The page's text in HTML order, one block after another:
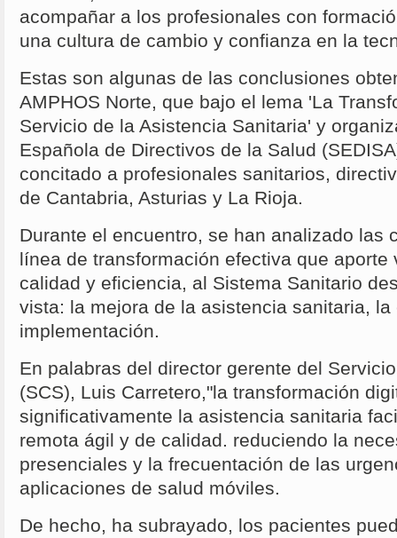
acompañar a los profesionales con
una cultura de cambio y confianza en la
Estas son algunas de las conclusiones
AMPHOS Norte, que bajo el lema 'La
Servicio de la Asistencia Sanitaria' y
Española de Directivos de la Salud
concitado a profesionales sanitarios,
de Cantabria, Asturias y La Rioja.
Durante el encuentro, se han analizado las
línea de transformación efectiva que aporte
calidad y eficiencia, al Sistema Sanitario
vista: la mejora de la asistencia sanitaria,
implementación.
En palabras del director gerente del
(SCS), Luis Carretero,"la transformación
significativamente la asistencia sanitaria
remota ágil y de calidad. reduciendo la
presenciales y la frecuentación de las
aplicaciones de salud móviles.
De hecho, ha subrayado, los pacientes